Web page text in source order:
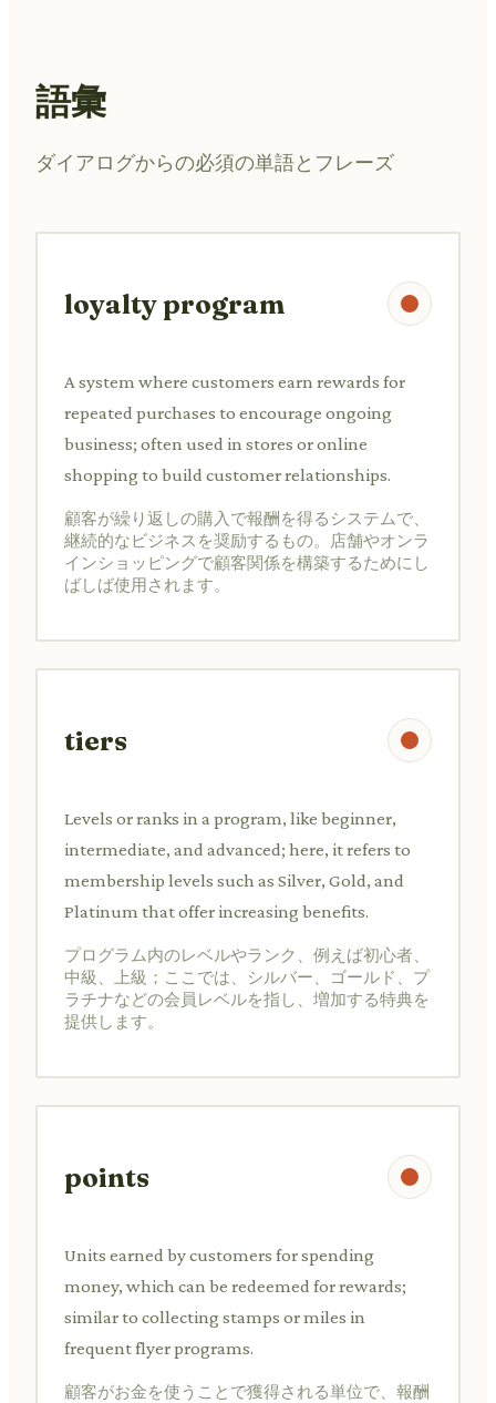
語彙
ダイアログからの必須の単語とフレーズ
loyalty program
A system where customers earn rewards for
repeated purchases to encourage ongoing
business; often used in stores or online
shopping to build customer relationships.
顧客が繰り返しの購入で報酬を得るシステムで、
継続的なビジネスを奨励するもの。店舗やオンラ
インショッピングで顧客関係を構築するためにし
ばしば使用されます。
tiers
Levels or ranks in a program, like beginner,
intermediate, and advanced; here, it refers to
membership levels such as Silver, Gold, and
Platinum that offer increasing benefits.
プログラム内のレベルやランク、例えば初心者、
中級、上級；ここでは、シルバー、ゴールド、プ
ラチナなどの会員レベルを指し、増加する特典を
提供します。
points
Units earned by customers for spending
money, which can be redeemed for rewards;
similar to collecting stamps or miles in
frequent flyer programs.
顧客がお金を使うことで獲得される単位で、報酬